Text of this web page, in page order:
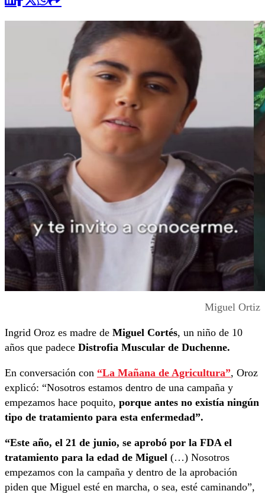
Miguel Ortiz
Ingrid Oroz es madre de Miguel Cortés, un niño de 10
años que padece Distrofia Muscular de Duchenne.
En conversación con “La Mañana de Agricultura”, Oroz
explicó: “Nosotros estamos dentro de una campaña y
empezamos hace poquito, porque antes no existía ningún
tipo de tratamiento para esta enfermedad”.
“Este año, el 21 de junio, se aprobó por la FDA el
tratamiento para la edad de Miguel (…) Nosotros
empezamos con la campaña y dentro de la aprobación
piden que Miguel esté en marcha, o sea, esté caminando”,